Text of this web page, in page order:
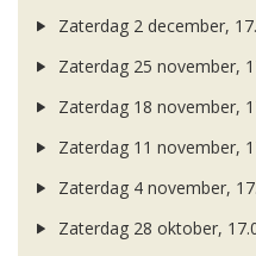
Zaterdag 2 december,
Zaterdag 25 november,
Zaterdag 18 november,
Zaterdag 11 november,
Zaterdag 4 november,
Zaterdag 28 oktober,